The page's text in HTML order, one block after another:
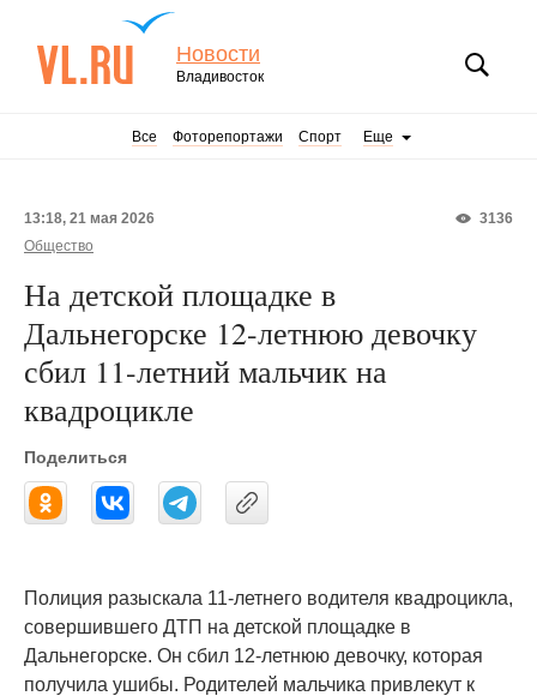
Новости
Владивосток
Все Фоторепортажи Спорт Еще
3136
13:18, 21 мая 2026
Общество
На детской площадке в
Дальнегорске 12-летнюю девочку
сбил 11-летний мальчик на
квадроцикле
Поделиться
Полиция разыскала 11-летнего водителя квадроцикла,
совершившего ДТП на детской площадке в
Дальнегорске. Он сбил 12-летнюю девочку, которая
получила ушибы. Родителей мальчика привлекут к